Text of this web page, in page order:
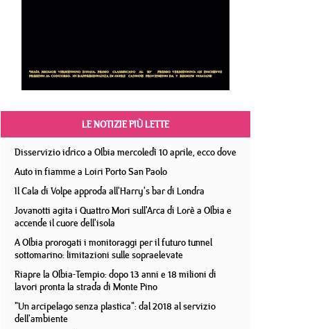
LE NOTIZIE PIÙ LETTE
Disservizio idrico a Olbia mercoledì 10 aprile, ecco dove
Auto in fiamme a Loiri Porto San Paolo
Il Cala di Volpe approda all'Harry's bar di Londra
Jovanotti agita i Quattro Mori sull'Arca di Lorè a Olbia e
accende il cuore dell'isola
A Olbia prorogati i monitoraggi per il futuro tunnel
sottomarino: limitazioni sulle sopraelevate
Riapre la Olbia-Tempio: dopo 13 anni e 18 milioni di
lavori pronta la strada di Monte Pino
"Un arcipelago senza plastica": dal 2018 al servizio
dell'ambiente